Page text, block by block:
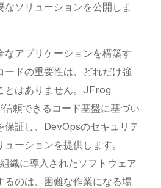
なソリューションを公開しま
なアプリケーションを構築す
ードの重要性は、どれだけ強
とはありません。JFrog
頼できるコード基盤に基づい
保証し、DevOpsのセキュリテ
ーションを提供します。
組織に導入されたソフトウェア
るのは、困難な作業になる場